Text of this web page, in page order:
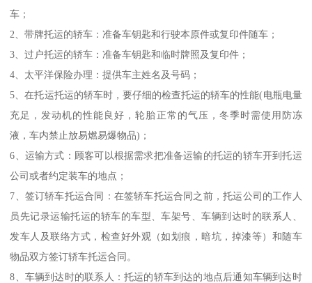
车；
2、带牌托运的轿车：准备车钥匙和行驶本原件或复印件随车；
3、过户托运的轿车：准备车钥匙和临时牌照及复印件；
4、太平洋保险办理：提供车主姓名及号码；
5、在托运托运的轿车时，要仔细的检查托运的轿车的性能(电瓶电量
充足，发动机的性能良好，轮胎正常的气压，冬季时需使用防冻
液，车内禁止放易燃易爆物品)；
6、运输方式：顾客可以根据需求把准备运输的托运的轿车开到托运
公司或者约定装车的地点；
7、签订轿车托运合同：在签轿车托运合同之前，托运公司的工作人
员先记录运输托运的轿车的车型、车架号、车辆到达时的联系人、
发车人及联络方式，检查好外观（如划痕，暗坑，掉漆等）和随车
物品双方签订轿车托运合同。
8、车辆到达时的联系人：托运的轿车到达的地点后通知车辆到达时